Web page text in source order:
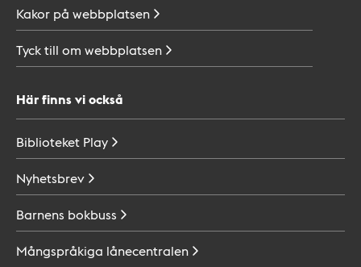
Kakor på webbplatsen
Tyck till om webbplatsen
Här finns vi också
Biblioteket Play
Nyhetsbrev
Barnens bokbuss
Mångspråkiga lånecentralen